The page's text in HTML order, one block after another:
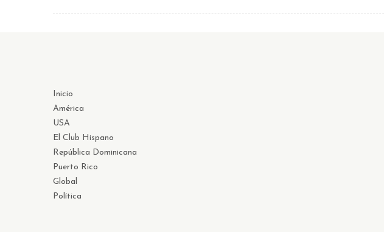
Inicio
América
USA
El Club Hispano
República Dominicana
Puerto Rico
Global
Política